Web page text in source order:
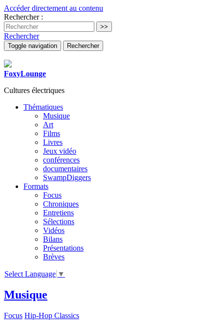
Accéder directement au contenu
Rechercher :
Rechercher
Toggle navigation Rechercher
FoxyLounge
Cultures électriques
Thématiques
Musique
Art
Films
Livres
Jeux vidéo
conférences
documentaires
SwampDiggers
Formats
Focus
Chroniques
Entretiens
Sélections
Vidéos
Bilans
Présentations
Brèves
Select Language ▼
Musique
Focus Hip-Hop Classics